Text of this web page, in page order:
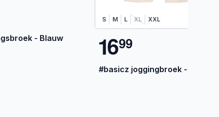
- Blauw
S M L XL XXL
1699
#basicz joggingbroek - Beige